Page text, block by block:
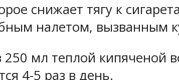
снижает тягу к
налетом, вызванным
250 мл теплой кипяченой
4-5 раз в день.